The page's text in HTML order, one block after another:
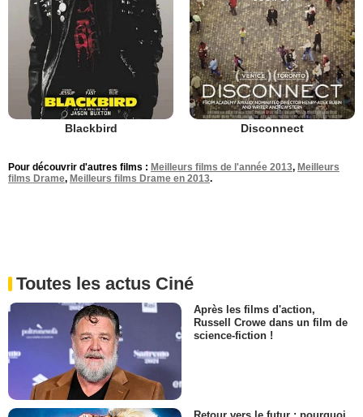
Blackbird Disconnect
Pour découvrir d'autres films : Meilleurs films de l'année 2013, Meilleurs
films Drame, Meilleurs films Drame en 2013.
Toutes les actus Ciné
Après les films d'action,
Russell Crowe dans un film de
science-fiction !